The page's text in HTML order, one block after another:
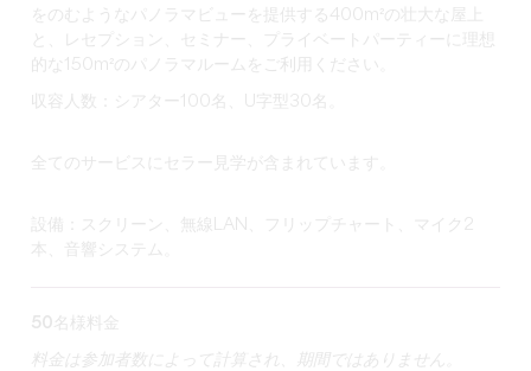
をのむようなパノラマビューを提供する400m²の壮大な屋上
と、レセプション、セミナー、プライベートパーティーに理想
的な150m²のパノラマルームをご利用ください。
収容人数：シアター100名、U字型30名。
全てのサービスにセラー見学が含まれています。
設備：スクリーン、無線LAN、フリップチャート、マイク2
本、音響システム。
50名様料金
料金は参加者数によって計算され、期間ではありません。